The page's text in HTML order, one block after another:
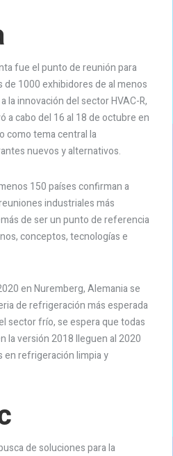
fue el punto de reunión para
de 1000 exhibidores de al menos
la innovación del sector HVAC-R,
a cabo del 16 al 18 de octubre en
como tema central la
nuevos y alternativos.
150 países confirman a
industriales más
de ser un punto de referencia
conceptos, tecnologías e
en Nuremberg, Alemania se
de refrigeración más esperada
sector frío, se espera que todas
la versión 2018 lleguen al 2020
refrigeración limpia y
de soluciones para la